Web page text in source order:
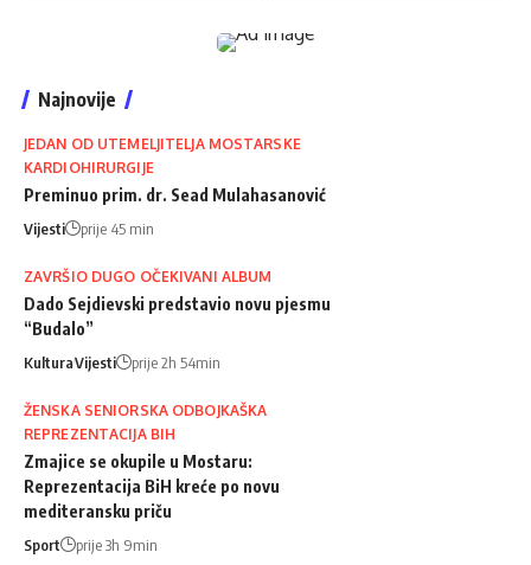
Najnovije
JEDAN OD UTEMELJITELJA MOSTARSKE
KARDIOHIRURGIJE
Preminuo prim. dr. Sead Mulahasanović
Vijesti prije 45 min
ZAVRŠIO DUGO OČEKIVANI ALBUM
Dado Sejdievski predstavio novu pjesmu
“Budalo”
KulturaVijesti prije 2h 54min
ŽENSKA SENIORSKA ODBOJKAŠKA
REPREZENTACIJA BIH
Zmajice se okupile u Mostaru:
Reprezentacija BiH kreće po novu
mediteransku priču
Sport prije 3h 9min